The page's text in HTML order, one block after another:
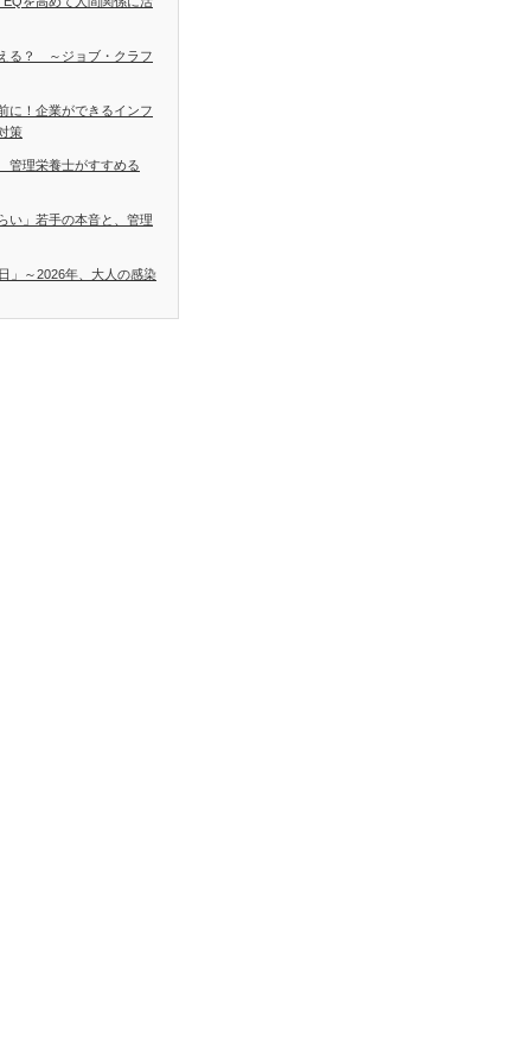
る？ ～ジョブ・クラフ
に！企業ができるインフ
策
理栄養士がすすめる
い」若手の本音と、管理
」～2026年、大人の感染